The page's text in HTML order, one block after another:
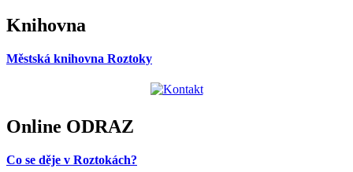
Knihovna
Městská knihovna Roztoky
Online ODRAZ
Co se děje v Roztokách?